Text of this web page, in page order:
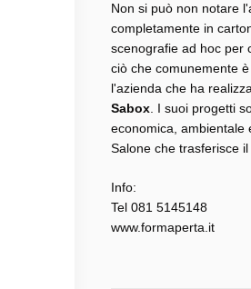
Non si può non notare
completamente in
scenografie ad hoc per
ciò che comunemente
l'azienda che ha
Sabox . I suoi progetti
economica, ambientale
Salone che trasferisce
Info:
Tel 081 5145148
www.formaperta.it